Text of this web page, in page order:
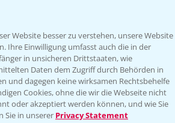
Bis zu 4 Produkte vergleichen:
Folgen Sie uns
Website besser zu verstehen, unsere Website
Ihre Einwilligung umfasst auch die in der
in unsicheren Drittstaaten, wie
Daten dem Zugriff durch Behörden in
und dagegen keine wirksamen Rechtsbehelfe
Cookies, ohne die wir die Webseite nicht
oder akzeptiert werden können, und wie Sie
Sie in unserer Privacy Statement